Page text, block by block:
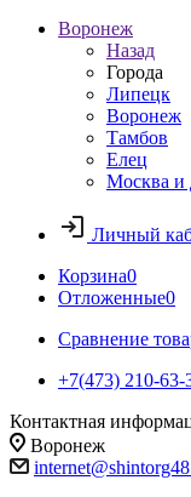
Воронеж
Назад
Города
Липецк
Воронеж
Тамбов
Елец
Москва и
Личный
Корзина0
Отложенные0
Сравнение
+7(473) 210-63-
Контактная
Воронеж